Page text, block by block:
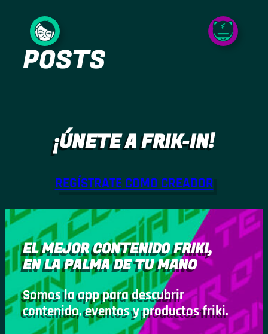
contenido
POSTS
¡ÚNETE A FRIK-IN!
REGÍSTRATE COMO CREADOR
EL MEJOR CONTENIDO FRIKI,
EN LA PALMA DE TU MANO
Somos la app para descubrir
contenido, eventos y productos friki.